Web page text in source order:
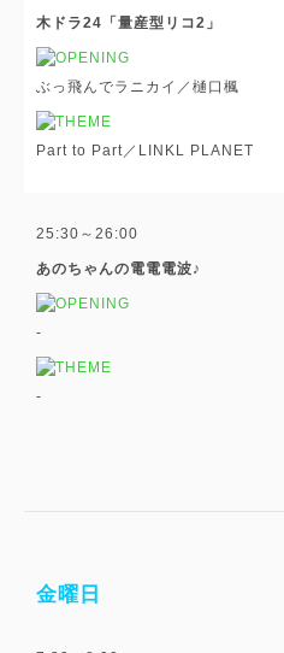
木ドラ24「量産型リコ2」
ぶっ飛んでラニカイ／樋口楓
Part to Part／LINKL PLANET
25:30～26:00
あのちゃんの電電電波♪
-
-
金曜日